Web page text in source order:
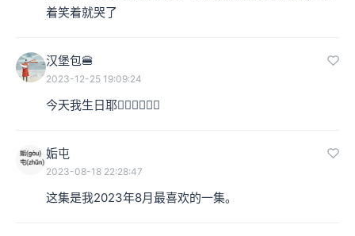
着笑着就哭了
汉堡包🍔
2023-12-25 19:09:24
今天我生日耶✌🏻✌🏻✌🏻
姤屯
2023-08-18 22:28:47
这集是我2023年8月最喜欢的一集。